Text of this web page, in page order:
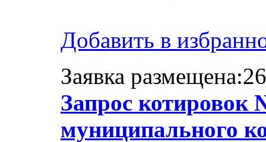
Добавить в
Заявка
Запрос котировок
муниципального